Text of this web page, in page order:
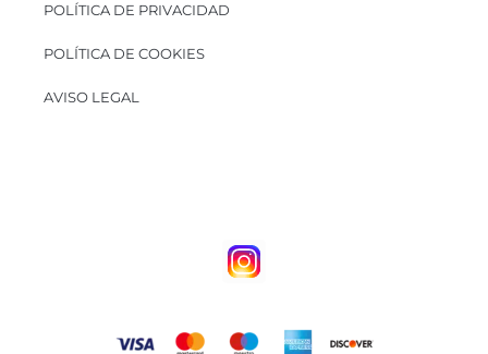
POLÍTICA DE PRIVACIDAD
POLÍTICA DE COOKIES
AVISO LEGAL